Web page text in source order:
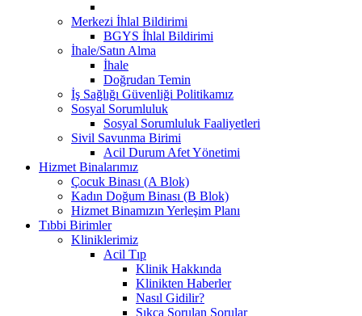
Merkezi İhlal Bildirimi
BGYS İhlal Bildirimi
İhale/Satın Alma
İhale
Doğrudan Temin
İş Sağlığı Güvenliği Politikamız
Sosyal Sorumluluk
Sosyal Sorumluluk Faaliyetleri
Sivil Savunma Birimi
Acil Durum Afet Yönetimi
Hizmet Binalarımız
Çocuk Binası (A Blok)
Kadın Doğum Binası (B Blok)
Hizmet Binamızın Yerleşim Planı
Tıbbi Birimler
Kliniklerimiz
Acil Tıp
Klinik Hakkında
Klinikten Haberler
Nasıl Gidilir?
Sıkça Sorulan Sorular